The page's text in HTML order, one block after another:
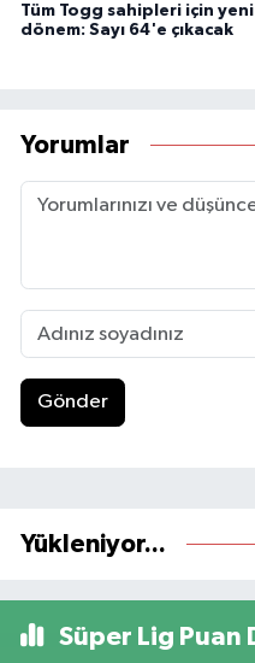
Tüm Togg sahipleri için yeni
dönem: Sayı 64'e çıkacak
Yorumlar
Gönder
Yükleniyor...
Süper Lig Puan